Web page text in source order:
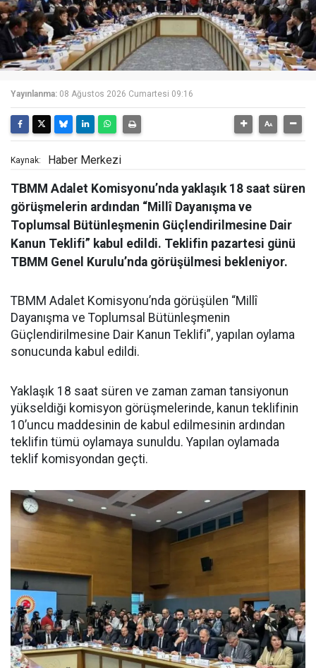
Yayınlanma: 08 Ağustos 2026 Cumartesi 09:16
Kaynak: Haber Merkezi
TBMM Adalet Komisyonu’nda yaklaşık 18 saat süren
görüşmelerin ardından “Millî Dayanışma ve
Toplumsal Bütünleşmenin Güçlendirilmesine Dair
Kanun Teklifi” kabul edildi. Teklifin pazartesi günü
TBMM Genel Kurulu’nda görüşülmesi bekleniyor.
TBMM Adalet Komisyonu’nda görüşülen “Millî
Dayanışma ve Toplumsal Bütünleşmenin
Güçlendirilmesine Dair Kanun Teklifi”, yapılan oylama
sonucunda kabul edildi.
Yaklaşık 18 saat süren ve zaman zaman tansiyonun
yükseldiği komisyon görüşmelerinde, kanun teklifinin
10’uncu maddesinin de kabul edilmesinin ardından
teklifin tümü oylamaya sunuldu. Yapılan oylamada
teklif komisyondan geçti.